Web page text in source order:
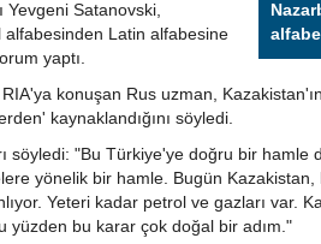
Yevgeni Satanovski,
alfabesinden Latin alfabesine
yaptı.
RIA'ya konuşan Rus uzman,
kaynaklandığını söyledi.
söyledi: "Bu Türkiye'ye doğru bir
yönelik bir hamle. Bugün
Yeteri kadar petrol ve gazları var.
yüzden bu karar çok doğal bir adım."